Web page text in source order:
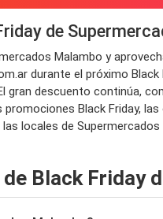
de
Malambo y
durante el próximo
gran descuento continúa,
Black Friday,
locales de
Black Friday